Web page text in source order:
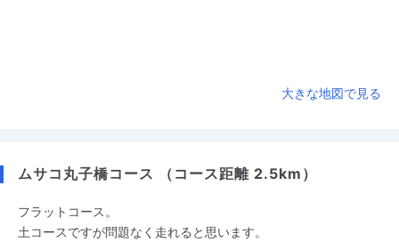
大きな地図で見る
ムサコ丸子橋コース （コース距離 2.5km）
フラットコース。
土コースですが問題なく走れると思います。